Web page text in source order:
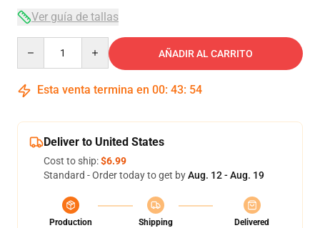
Ver guía de tallas
AÑADIR AL CARRITO
Esta venta termina en 00: 43: 53
Deliver to United States
Cost to ship:$6.99
Standard - Order today to get byAug. 12 - Aug. 19
Production
Shipping
Delivered